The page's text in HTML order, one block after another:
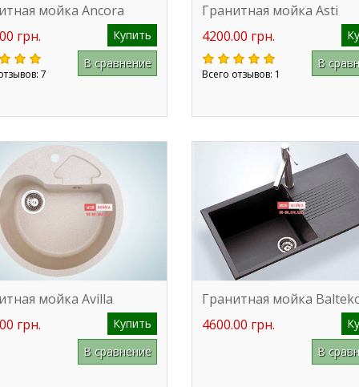
мойка Ancora
грн.
Купить
7
В сравнение
Гранитная мойка Asti
4200.00 грн.
Всего отзывов: 1
В
мойка Avilla
грн.
Купить
В сравнение
Гранитная мойка
4600.00 грн.
В